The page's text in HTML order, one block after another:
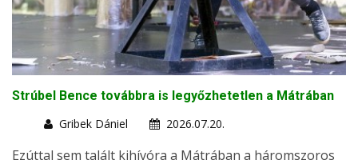
Strúbel Bence továbbra is legyőzhetetlen a Mátrában
Gribek Dániel
2026.07.20.
Ezúttal sem talált kihívóra a Mátrában a háromszoros